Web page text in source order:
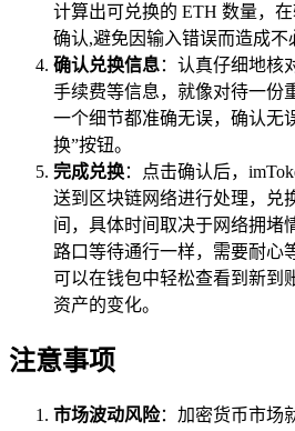
计算出可兑换的 ETH 数量，
确认,避免因输入错误而造成不
确认兑换信息：认真仔细地核
手续费等信息，就像对待一份
一个细节都准确无误，确认无
换”按钮。
完成兑换：点击确认后，
送到区块链网络进行处理，兑
间，具体时间取决于网络拥堵
路口等待通行一样，需要耐心
可以在钱包中轻松查看到新到
资产的变化。
注意事项
市场波动风险：加密货币市场